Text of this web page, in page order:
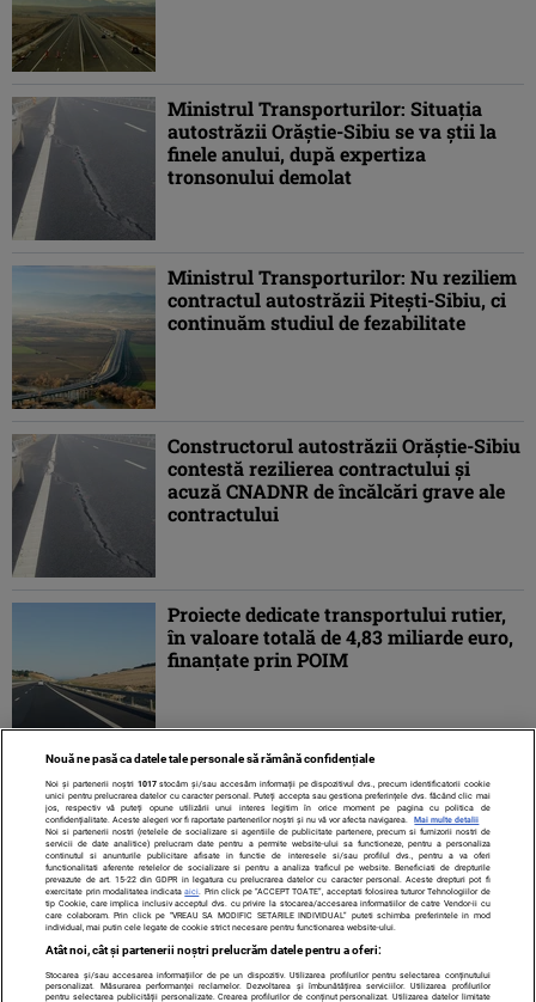
Ministrul Transporturilor: Situaţia
autostrăzii Orăştie-Sibiu se va ştii la
finele anului, după expertiza
tronsonului demolat
Ministrul Transporturilor: Nu reziliem
contractul autostrăzii Piteşti-Sibiu, ci
continuăm studiul de fezabilitate
Constructorul autostrăzii Orăştie-Sibiu
contestă rezilierea contractului şi
acuză CNADNR de încălcări grave ale
contractului
Proiecte dedicate transportului rutier,
în valoare totală de 4,83 miliarde euro,
finanţate prin POIM
1 2 3 »
Contact Despre noi Termeni și condiții
Nouă ne pasă ca datele tale personale să rămână confidențiale
Noi și partenerii noștri 1017stocăm și/sau accesăm informații pe dispozitivul dvs., precum identificatorii cookie
unici pentru prelucrarea datelor cu caracter personal. Puteți accepta sau gestiona preferințele dvs. făcând clic mai
jos, respectiv vă puteți opune utilizării unui interes legitim în orice moment pe pagina cu politica de
confidențialitate. Aceste alegeri vor fi raportate partenerilor noștri și nu vă vor afecta navigarea.
Mai multe detalii
Noi si partenerii nostri (retelele de socializare si agentiile de publicitate partenere, precum si furnizorii nostri de
servicii de date analitice) prelucram date pentru a permite website-ului sa functioneze, pentru a personaliza
continutul si anunturile publicitare afisate in functie de interesele si/sau profilul dvs., pentru a va oferi
functionalitati aferente retelelor de socializare si pentru a analiza traficul pe website. Beneficiati de drepturile
prevazute de art. 15-22 din GDPR in legatura cu prelucrarea datelor cu caracter personal. Aceste drepturi pot fi
exercitate prin modalitatea indicataaici . Prin click pe “ACCEPT TOATE”, acceptati folosirea tuturor Tehnologiilor de
tip Cookie, care implica inclusiv acceptul dvs. cu privire la stocarea/accesarea informatiilor de catre Vendor-ii cu
care colaboram. Prin click pe “VREAU SA MODIFIC SETARILE INDIVIDUAL” puteti schimba preferintele in mod
individual, mai putin cele legate de cookie strict necesare pentru functionarea website-ului.
Atât noi, cât și partenerii noștri prelucrăm datele pentru a oferi:
Stocarea și/sau accesarea informațiilor de pe un dispozitiv. Utilizarea profilurilor pentru selectarea conținutului
personalizat. Măsurarea performanței reclamelor. Dezvoltarea și îmbunătățirea serviciilor. Utilizarea profilurilor
pentru selectarea publicității personalizate. Crearea profilurilor de conținut personalizat. Utilizarea datelor limitate